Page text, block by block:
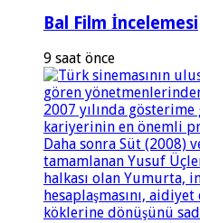
Bal Film İncelemesi
9 saat önce